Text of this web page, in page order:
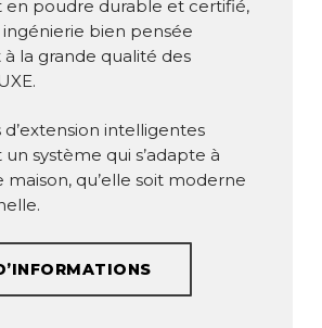
poudre durable et certifié,
ingénierie bien pensée
la grande qualité des
intelligentes
un système qui s’adapte à
qu’elle soit moderne